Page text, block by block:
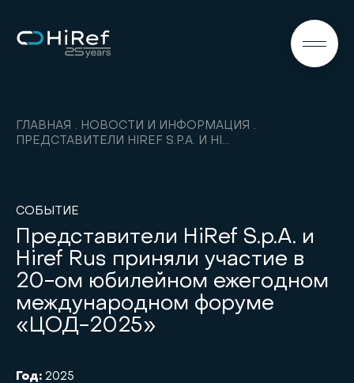
ГЛАВНАЯ
НОВОСТИ И ИНФОРМАЦИЯ
ПРЕДСТАВИТЕЛИ HIREF S.P.A. И HIREF RUS ПРИНЯЛИ УЧАСТИЕ В ФОРУМЕ «ЦОД-2025»
СОБЫТИЕ
Представители HiRef S.p.A. и
Hiref Rus приняли участие в
20-ом юбилейном ежегодном
международном форуме
«ЦОД-2025»
Год: 2025